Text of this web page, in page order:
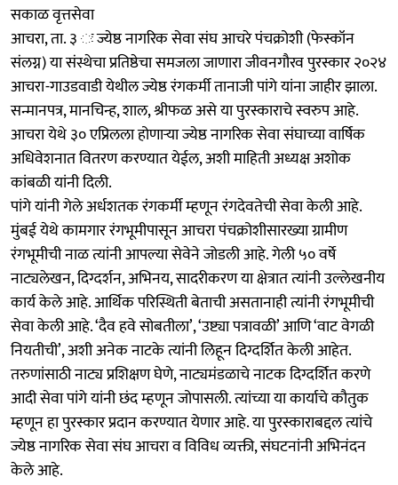
सकाळ वृत्तसेवा
आचरा, ता. ३ ः ज्येष्ठ नागरिक सेवा संघ आचरे पंचक्रोशी (फेस्कॉन
संलग्न) या संस्थेचा प्रतिष्ठेचा समजला जाणारा जीवनगौरव पुरस्कार २०२४
आचरा-गाउडवाडी येथील ज्येष्ठ रंगकर्मी तानाजी पांगे यांना जाहीर झाला.
सन्मानपत्र, मानचिन्ह, शाल, श्रीफळ असे या पुरस्काराचे स्वरुप आहे.
आचरा येथे ३० एप्रिलला होणाऱ्या ज्येष्ठ नागरिक सेवा संघाच्या वार्षिक
अधिवेशनात वितरण करण्यात येईल, अशी माहिती अध्यक्ष अशोक
कांबळी यांनी दिली.
पांगे यांनी गेले अर्धशतक रंगकर्मी म्हणून रंगदेवतेची सेवा केली आहे.
मुंबई येथे कामगार रंगभूमीपासून आचरा पंचक्रोशीसारख्या ग्रामीण
रंगभूमीची नाळ त्यांनी आपल्या सेवेने जोडली आहे. गेली ५० वर्षे
नाट्यलेखन, दिग्दर्शन, अभिनय, सादरीकरण या क्षेत्रात त्यांनी उल्लेखनीय
कार्य केले आहे. आर्थिक परिस्थिती बेताची असतानाही त्यांनी रंगभूमीची
सेवा केली आहे. ‘दैव हवे सोबतीला’, ‘उष्ट्या पत्रावळी’ आणि ‘वाट वेगळी
नियतीची’, अशी अनेक नाटके त्यांनी लिहून दिग्दर्शित केली आहेत.
तरुणांसाठी नाट्य प्रशिक्षण घेणे, नाट्यमंडळाचे नाटक दिग्दर्शित करणे
आदी सेवा पांगे यांनी छंद म्हणून जोपासली. त्यांच्या या कार्याचे कौतुक
म्हणून हा पुरस्कार प्रदान करण्यात येणार आहे. या पुरस्काराबद्दल त्यांचे
ज्येष्ठ नागरिक सेवा संघ आचरा व विविध व्यक्ती, संघटनांनी अभिनंदन
केले आहे.